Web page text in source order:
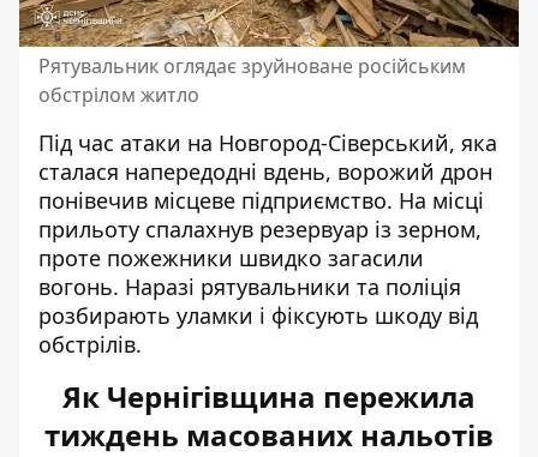
Рятувальник оглядає зруйноване російським
обстрілом житло
Під час атаки на Новгород-Сіверський, яка
сталася напередодні вдень, ворожий дрон
понівечив місцеве підприємство. На місці
прильоту спалахнув резервуар із зерном,
проте пожежники швидко загасили
вогонь. Наразі рятувальники та поліція
розбирають уламки і фіксують шкоду від
обстрілів.
Як Чернігівщина пережила
тиждень масованих нальотів